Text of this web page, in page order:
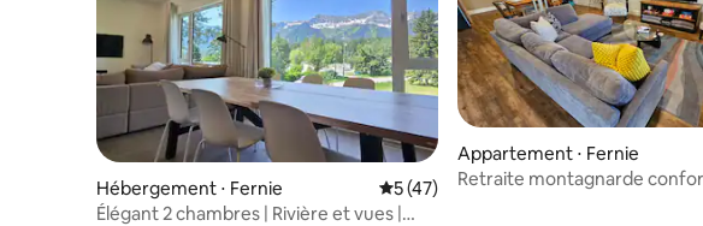
Hébergement ⋅ Fernie Évaluation moyenne sur la base de 47
5 (47)
Élégant 2 chambres | Rivière et vues |
Appartement ⋅ Fernie
Retraite montagnarde